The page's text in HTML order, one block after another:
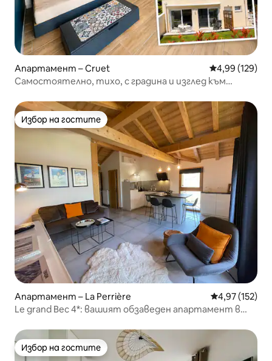
Апартамент – Cruet Средна
4,99 (129)
Самостоятелно, тихо, с градина и изглед към
Избор на гостите
Избор на гостите
Апартамент – La Perrière Средна
4,97 (152)
Le grand Bec 4*: вашият обзаведен апартамент в
Избор на гостите
Избор на гостите